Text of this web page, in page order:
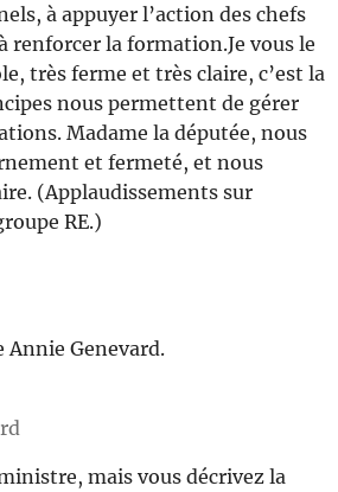
à appuyer l’action des chefs
renforcer la formation.Je vous le
très ferme et très claire, c’est la
nous permettent de gérer
Madame la députée, nous
et fermeté, et nous
(Applaudissements sur
RE.)
Annie Genevard.
mais vous décrivez la